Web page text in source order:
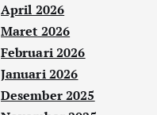
April 2026
Maret 2026
Februari 2026
Januari 2026
Desember 2025